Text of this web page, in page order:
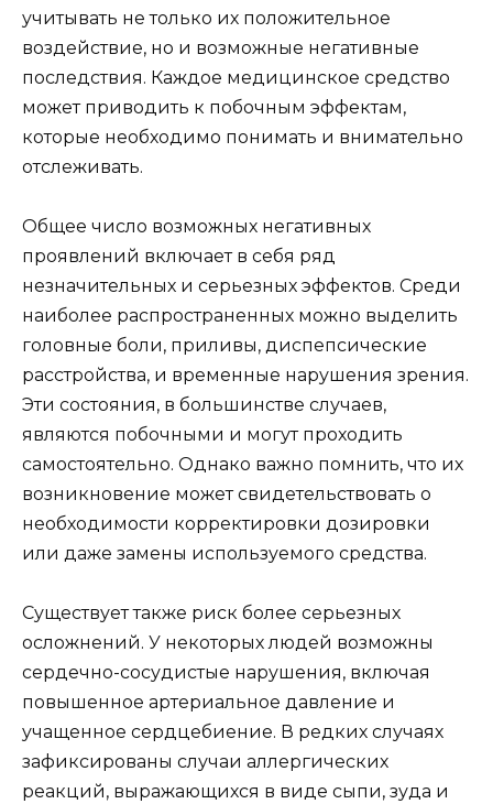
учитывать не только их положительное
воздействие, но и возможные негативные
последствия. Каждое медицинское средство
может приводить к побочным эффектам,
которые необходимо понимать и внимательно
отслеживать.
Общее число возможных негативных
проявлений включает в себя ряд
незначительных и серьезных эффектов. Среди
наиболее распространенных можно выделить
головные боли, приливы, диспепсические
расстройства, и временные нарушения зрения.
Эти состояния, в большинстве случаев,
являются побочными и могут проходить
самостоятельно. Однако важно помнить, что их
возникновение может свидетельствовать о
необходимости корректировки дозировки
или даже замены используемого средства.
Существует также риск более серьезных
осложнений. У некоторых людей возможны
сердечно-сосудистые нарушения, включая
повышенное артериальное давление и
учащенное сердцебиение. В редких случаях
зафиксированы случаи аллергических
реакций, выражающихся в виде сыпи, зуда и